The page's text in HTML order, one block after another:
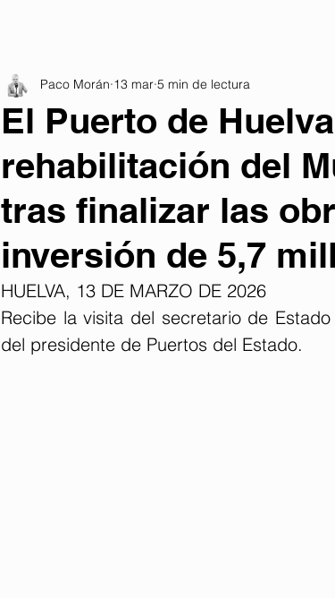
El Puerto de
rehabilitación del
tras finalizar las
inversión de 5,7
Paco Morán 13 mar 5 min de lectura
HUELVA, 13 DE MARZO DE 2026
Recibe la visita del secretario de
del presidente de Puertos del Estado.